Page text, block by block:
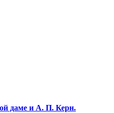
даме и А. П. Керн.